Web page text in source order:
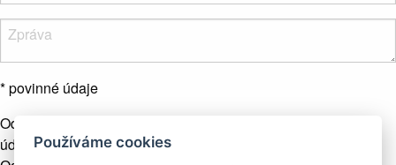
* povinné údaje
Odesláním formuláře souhlasíte se zpracováním osobních
údajů.Více info
Používáme cookies